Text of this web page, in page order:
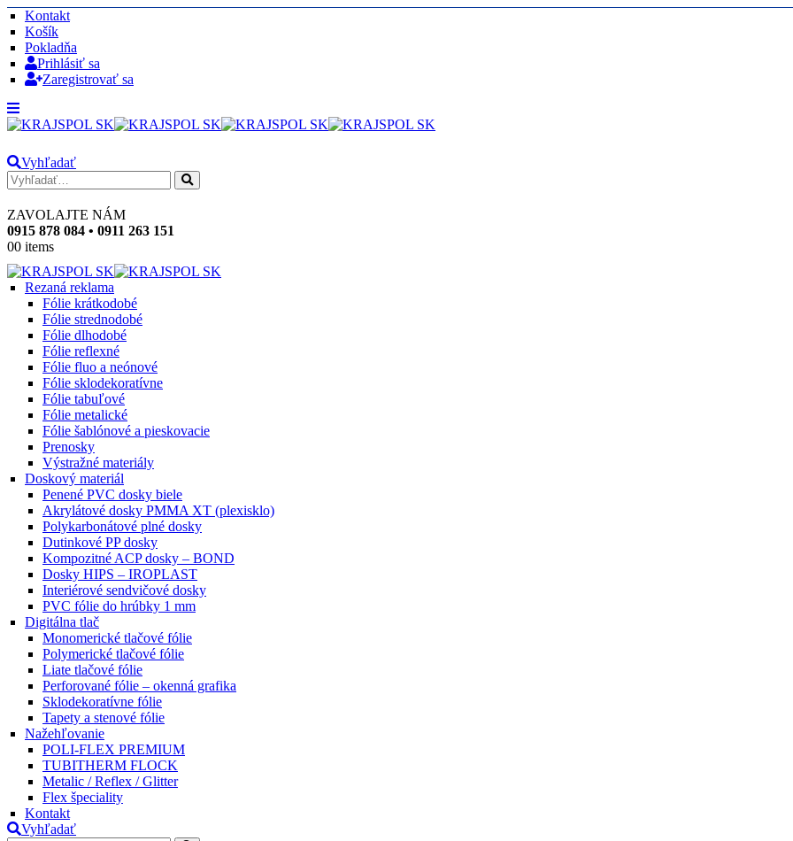
Kontakt
Košík
Pokladňa
Prihlásiť sa
Zaregistrovať sa
Vyhľadať
ZAVOLAJTE NÁM
0915 878 084 • 0911 263 151
00 items
Rezaná reklama
Fólie krátkodobé
Fólie strednodobé
Fólie dlhodobé
Fólie reflexné
Fólie fluo a neónové
Fólie sklodekoratívne
Fólie tabuľové
Fólie metalické
Fólie šablónové a pieskovacie
Prenosky
Výstražné materiály
Doskový materiál
Penené PVC dosky biele
Akrylátové dosky PMMA XT (plexisklo)
Polykarbonátové plné dosky
Dutinkové PP dosky
Kompozitné ACP dosky – BOND
Dosky HIPS – IROPLAST
Interiérové sendvičové dosky
PVC fólie do hrúbky 1 mm
Digitálna tlač
Monomerické tlačové fólie
Polymerické tlačové fólie
Liate tlačové fólie
Perforované fólie – okenná grafika
Sklodekoratívne fólie
Tapety a stenové fólie
Nažehľovanie
POLI-FLEX PREMIUM
TUBITHERM FLOCK
Metalic / Reflex / Glitter
Flex špeciality
Kontakt
Vyhľadať